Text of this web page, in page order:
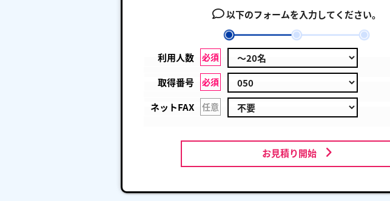
以下のフォームを入力してください。
利用人数 必須
取得番号 必須
ネットFAX 任意
お見積り開始